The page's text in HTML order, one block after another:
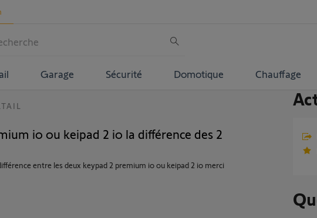
Garage Sécurité Domotique Chauffage
io ou keipad 2 io la différence des 2
entre les deux keypad 2 premium io ou keipad 2 io merci